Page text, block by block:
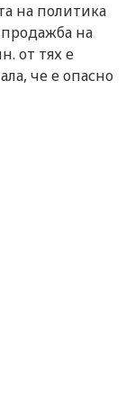
на политика
на
от тях е
че е опасно